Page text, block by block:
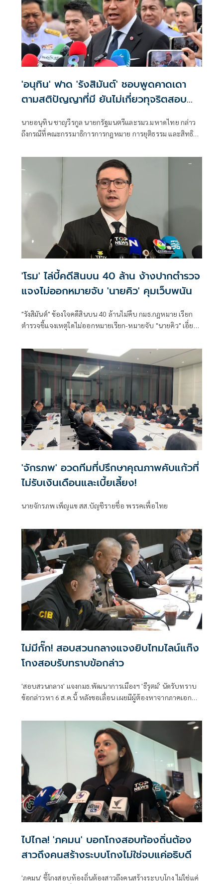
'อนุทิน' ฟาด 'รังสิมันต์' ชอบพูดคาดเดา
ตามสติปัญญาที่มี ยันไม่เกี่ยวทุจริตสอบ
นายอนุทิน ชาญวีรกูล นายกรัฐมนตรีและรมว.มหาดไทย กล่าว
ถึงกรณีที่คณะกรรมาธิการการกฎหมาย การยุติธรรม และสิทธิ
กรรมาธิการ มีการอ้างชื่อนายกรัฐมนตรี เข้าไปเกี่ยวข้องกับการ
ทุจริตสอบท้องถิ่น
'โรม' ไล่บี้คดีสินบน 40 ล้าน ง้างปากตำรวจ
แจงไม่ออกหมายจับ 'นายคิว' คุมเว็บพนัน
"รังสิมันต์" ข้องใจคดีสินบน 40 ล้านไม่คืบ กมธ.กฎหมาย เรียก
ตำรวจชี้แจงเหตุใดไม่ออกหมายเรียก-หมายจับ "นายคิว" เอี่ยว
ความเท็จ หรือเจ้าหน้าที่ละเว้นปฏิบัติหน้าที่
'จักรภพ' อวดทีมที่ปรึกษาคุณภาพคับแก้วที่
ไม่รับเงินเดือนและเบี้ยเลี้ยง!
นายจักรภพ เพ็ญแข สส.บัญชีรายชื่อ พรรคเพื่อไทย
ไม่มีกั๊ก! สอบสวนกลางแจงยิบไทมไลน์แก๊ง
โกงสอบรับทราบข้อกล่าว
'สอบสวนกลาง' แจงกมธ.พัฒนาการเมืองฯ 'ธีรุตม์' นัดรับทราบ
ข้อกล่าวหา 6 ส.ค.นี้ หลังขอเลื่อน เผยมีผู้ต้องหาจากภาคเอกชน
ไปไกล! 'ภคมน' บอกโกงสอบท้องถิ่นต้อง
สาวถึงคนสร้างระบบโกงไม่ใช่จบแค่อธิบดี
'ภคมน' ชี้โกงสอบท้องถิ่นต้องสาวถึงคนสร้างระบบโกง ไม่ใช่แค่